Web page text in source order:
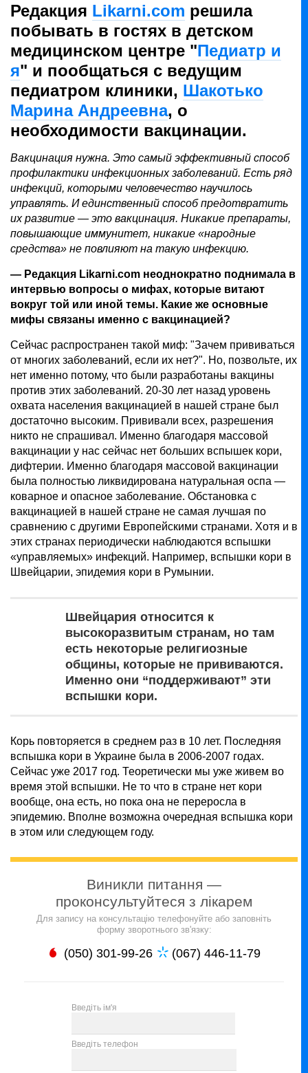
Редакция Likarni.com решила
побывать в гостях в детском
медицинском центре "Педиатр и
я" и пообщаться с ведущим
педиатром клиники, Шакотько
Марина Андреевна, о
необходимости вакцинации.
Вакцинация нужна. Это самый эффективный способ
профилактики инфекционных заболеваний. Есть ряд
инфекций, которыми человечество научилось
управлять. И единственный способ предотвратить
их развитие — это вакцинация. Никакие препараты,
повышающие иммунитет, никакие «народные
средства» не повлияют на такую инфекцию.
— Редакция Likarni.com неоднократно поднимала в
интервью вопросы о мифах, которые витают
вокруг той или иной темы. Какие же основные
мифы связаны именно с вакцинацией?
Сейчас распространен такой миф: "Зачем прививаться
от многих заболеваний, если их нет?". Но, позвольте, их
нет именно потому, что были разработаны вакцины
против этих заболеваний. 20-30 лет назад уровень
охвата населения вакцинацией в нашей стране был
достаточно высоким. Прививали всех, разрешения
никто не спрашивал. Именно благодаря массовой
вакцинации у нас сейчас нет больших вспышек кори,
дифтерии. Именно благодаря массовой вакцинации
была полностью ликвидирована натуральная оспа —
коварное и опасное заболевание. Обстановка с
вакцинацией в нашей стране не самая лучшая по
сравнению с другими Европейскими странами. Хотя и в
этих странах периодически наблюдаются вспышки
«управляемых» инфекций. Например, вспышки кори в
Швейцарии, эпидемия кори в Румынии.
Швейцария относится к
высокоразвитым странам, но там
есть некоторые религиозные
общины, которые не прививаются.
Именно они “поддерживают” эти
вспышки кори.
Корь повторяется в среднем раз в 10 лет. Последняя
вспышка кори в Украине была в 2006-2007 годах.
Сейчас уже 2017 год. Теоретически мы уже живем во
время этой вспышки. Не то что в стране нет кори
вообще, она есть, но пока она не переросла в
эпидемию. Вполне возможна очередная вспышка кори
в этом или следующем году.
Виникли питання —
проконсультуйтеся з лікарем
Для запису на консультацію телефонуйте або заповніть
форму зворотнього зв'язку:
(050) 301-99-26 (067) 446-11-79
Введіть ім'я
Введіть телефон